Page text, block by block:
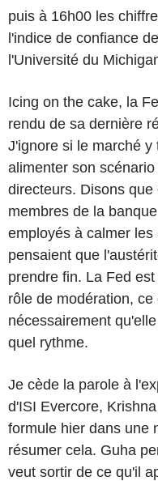
puis à 16h00 les
l'indice de confiance
l'Université du
Icing on the cake, la
rendu de sa dernière
J'ignore si le marché
alimenter son
directeurs. Disons
membres de la
employés à calmer
pensaient que
prendre fin. La Fed
rôle de modération,
nécessairement
quel rythme.
Je cède la parole à
d'ISI Evercore,
formule hier dans une
résumer cela. Guha
veut sortir de ce qu'il